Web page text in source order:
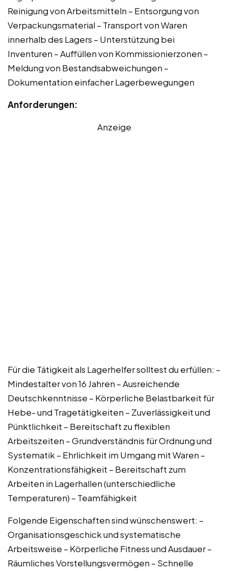
Reinigung von Arbeitsmitteln – Entsorgung von
Verpackungsmaterial – Transport von Waren
innerhalb des Lagers – Unterstützung bei
Inventuren – Auffüllen von Kommissionierzonen –
Meldung von Bestandsabweichungen –
Dokumentation einfacher Lagerbewegungen
Anforderungen:
Anzeige
Für die Tätigkeit als Lagerhelfer solltest du erfüllen: –
Mindestalter von 16 Jahren – Ausreichende
Deutschkenntnisse – Körperliche Belastbarkeit für
Hebe- und Tragetätigkeiten – Zuverlässigkeit und
Pünktlichkeit – Bereitschaft zu flexiblen
Arbeitszeiten – Grundverständnis für Ordnung und
Systematik – Ehrlichkeit im Umgang mit Waren –
Konzentrationsfähigkeit – Bereitschaft zum
Arbeiten in Lagerhallen (unterschiedliche
Temperaturen) – Teamfähigkeit
Folgende Eigenschaften sind wünschenswert: –
Organisationsgeschick und systematische
Arbeitsweise – Körperliche Fitness und Ausdauer –
Räumliches Vorstellungsvermögen – Schnelle